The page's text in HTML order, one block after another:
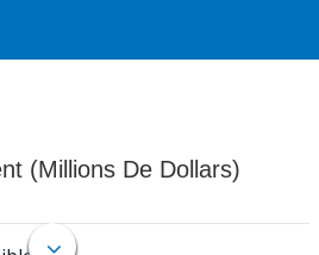
(Millions De Dollars)